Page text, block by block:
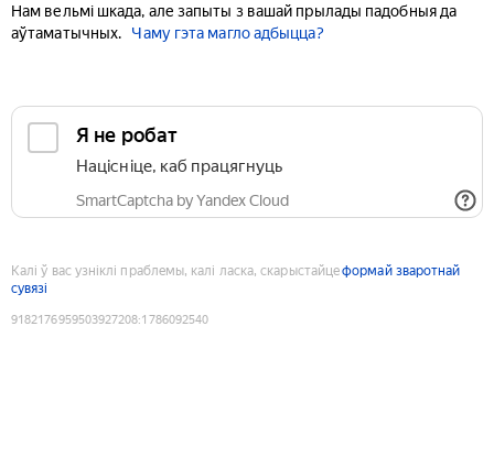
Нам вельмі шкада, але запыты з вашай прылады падобныя да
аўтаматычных.
Чаму гэта магло адбыцца?
Я не робат
Націсніце, каб працягнуць
SmartCaptcha by Yandex Cloud
Калі ў вас узніклі праблемы, калі ласка, скарыстайцеформай зваротнай
сувязі
9182176959503927208:1786092540